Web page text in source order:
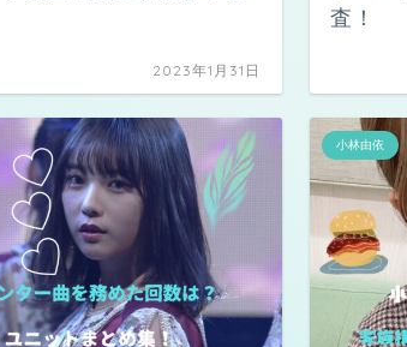
2023年1月31日
査！
小林由依